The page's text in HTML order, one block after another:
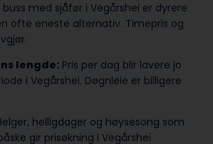
buss med sjåfør i Vegårshei er dyrere
ofte eneste alternativ. Timepris og
lengde: Pris per dag blir lavere jo
i Vegårshei. Døgnleie er billigere
helligdager og høysesong som
gir prisøkning i Vegårshei